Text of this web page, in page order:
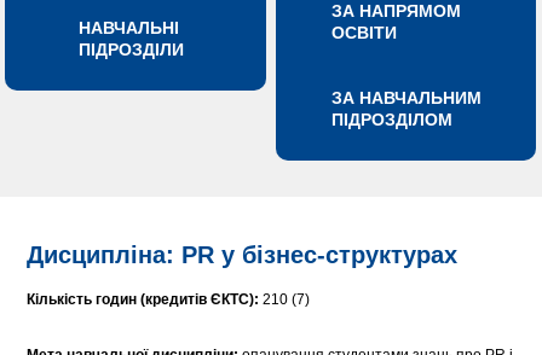
НАВЧАЛЬНІ
ПІДРОЗДІЛИ
ЗА НАПРЯМОМ
ОСВІТИ
ЗА НАВЧАЛЬНИМ
ПІДРОЗДІЛОМ
Дисципліна: PR у бізнес-структурах
Кількість годин (кредитів ЄКТС): 210 (7)